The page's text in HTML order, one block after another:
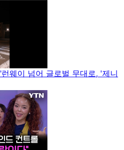
웨이 넘어 글로벌 무대로, '제니